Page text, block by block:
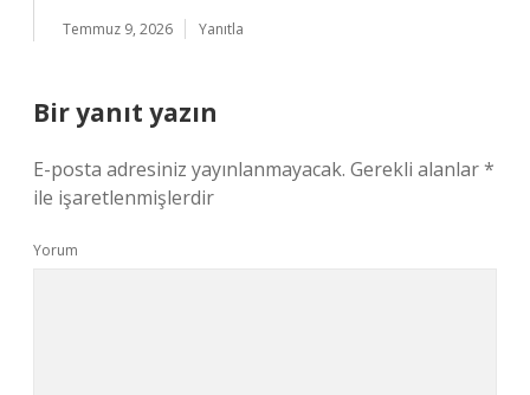
Temmuz 9, 2026 Yanıtla
Bir yanıt yazın
E-posta adresiniz yayınlanmayacak. Gerekli alanlar*
ile işaretlenmişlerdir
Yorum